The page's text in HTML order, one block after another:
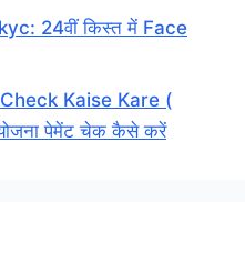
24वीं किस्त में Face
Kaise Kare (
पेमेंट चेक कैसे करें